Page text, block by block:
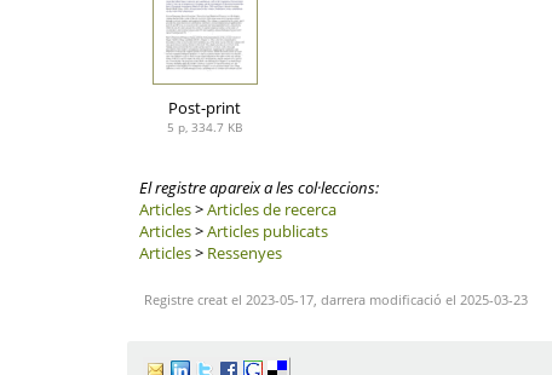
Post-print
5 p, 334.7 KB
El registre apareix a les col·leccions:
Articles>Articles de recerca
Articles>Articles publicats
Articles> Ressenyes
Registre creat el 2023-05-17, darrera modificació el 2025-03-23